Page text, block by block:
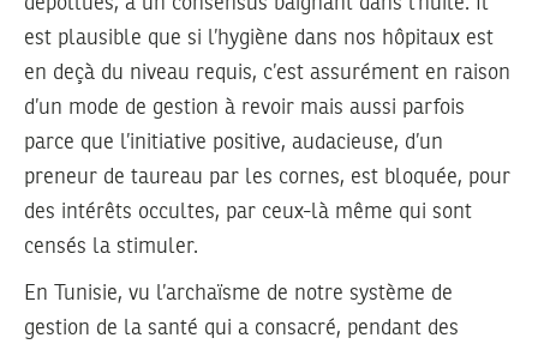
est plausible que si l’hygiène dans nos hôpitaux est
en deçà du niveau requis, c’est assurément en raison
d’un mode de gestion à revoir mais aussi parfois
parce que l’initiative positive, audacieuse, d’un
preneur de taureau par les cornes, est bloquée, pour
des intérêts occultes, par ceux-là même qui sont
censés la stimuler.
En Tunisie, vu l’archaïsme de notre système de
gestion de la santé qui a consacré, pendant des